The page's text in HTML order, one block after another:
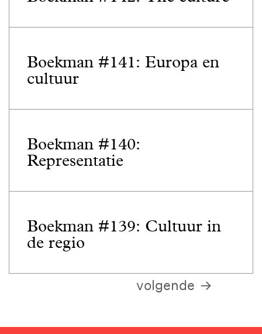
Boekman #141: Europa en
cultuur
Boekman #140:
Representatie
Boekman #139: Cultuur in
de regio
volgende